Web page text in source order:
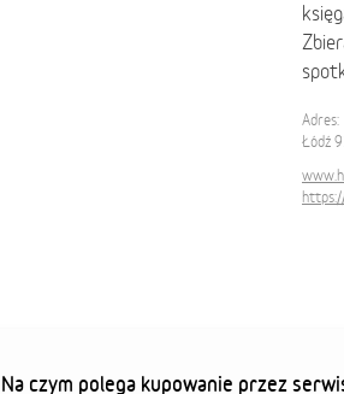
Adres:
Łódź
Na czym polega kupowanie przez